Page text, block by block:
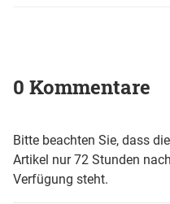
0 Kommentare
Bitte beachten Sie, dass
Artikel nur 72 Stunden
Verfügung steht.